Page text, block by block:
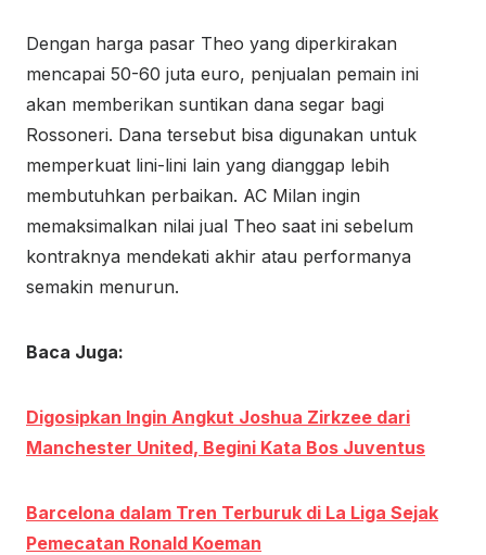
Dengan harga pasar Theo yang diperkirakan
mencapai 50-60 juta euro, penjualan pemain ini
akan memberikan suntikan dana segar bagi
Rossoneri. Dana tersebut bisa digunakan untuk
memperkuat lini-lini lain yang dianggap lebih
membutuhkan perbaikan. AC Milan ingin
memaksimalkan nilai jual Theo saat ini sebelum
kontraknya mendekati akhir atau performanya
semakin menurun.
Baca Juga:
Digosipkan Ingin Angkut Joshua Zirkzee dari
Manchester United, Begini Kata Bos Juventus
Barcelona dalam Tren Terburuk di La Liga Sejak
Pemecatan Ronald Koeman